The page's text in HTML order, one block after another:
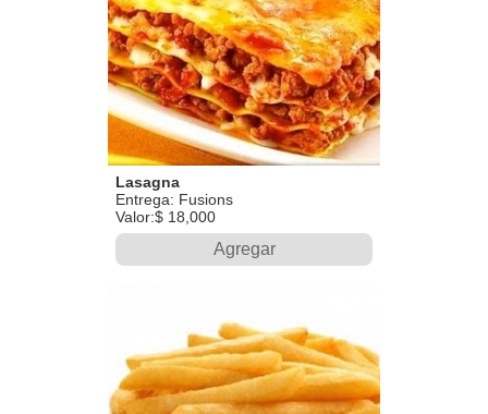
Lasagna
Entrega: Fusions
Valor:$ 18,000
Agregar